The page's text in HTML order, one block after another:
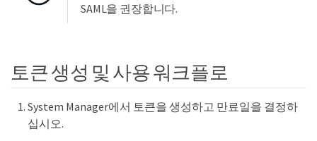
SAML을 권장합니다.
토큰 생성 및 사용 워크플로
System Manager에서 토큰을 생성하고 만료일을 결정하
십시오.